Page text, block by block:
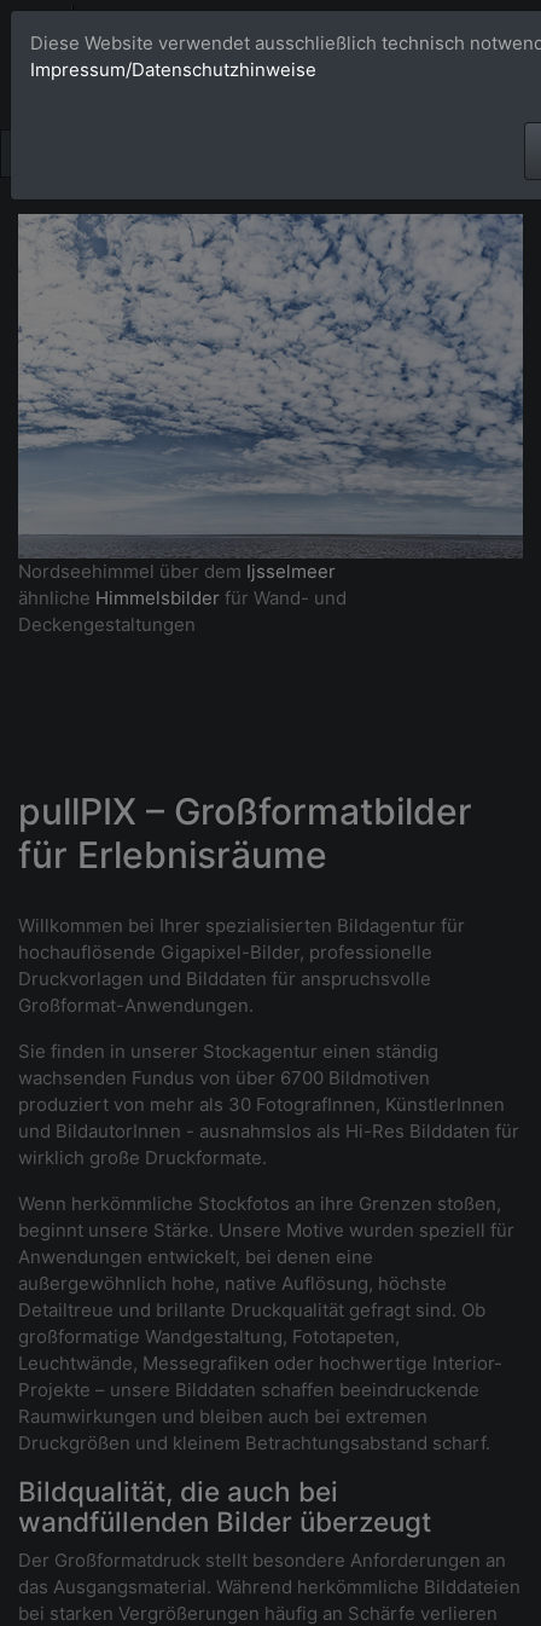
Bildagentur
Nordseehimmel über dem Ijsselmeer
ähnliche Himmelsbilder für Wand- und
Deckengestaltungen
pullPIX – Großformatbilder
für Erlebnisräume
Willkommen bei Ihrer spezialisierten Bildagentur für
hochauflösende Gigapixel-Bilder, professionelle
Druckvorlagen und Bilddaten für anspruchsvolle
Großformat-Anwendungen.
Sie finden in unserer Stockagentur einen ständig
wachsenden Fundus von über 6700 Bildmotiven
produziert von mehr als 30 FotografInnen, KünstlerInnen
und BildautorInnen - ausnahmslos als Hi-Res Bilddaten für
wirklich große Druckformate.
Wenn herkömmliche Stockfotos an ihre Grenzen stoßen,
beginnt unsere Stärke. Unsere Motive wurden speziell für
Anwendungen entwickelt, bei denen eine
außergewöhnlich hohe, native Auflösung, höchste
Detailtreue und brillante Druckqualität gefragt sind. Ob
großformatige Wandgestaltung, Fototapeten,
Leuchtwände, Messegrafiken oder hochwertige Interior-
Projekte – unsere Bilddaten schaffen beeindruckende
Raumwirkungen und bleiben auch bei extremen
Druckgrößen und kleinem Betrachtungsabstand scharf.
Bildqualität, die auch bei
wandfüllenden Bilder überzeugt
Der Großformatdruck stellt besondere Anforderungen an
das Ausgangsmaterial. Während herkömmliche Bilddateien
bei starken Vergrößerungen häufig an Schärfe verlieren
Diese Website verwendet ausschließlich technisch
Impressum/Datenschutzhinweise